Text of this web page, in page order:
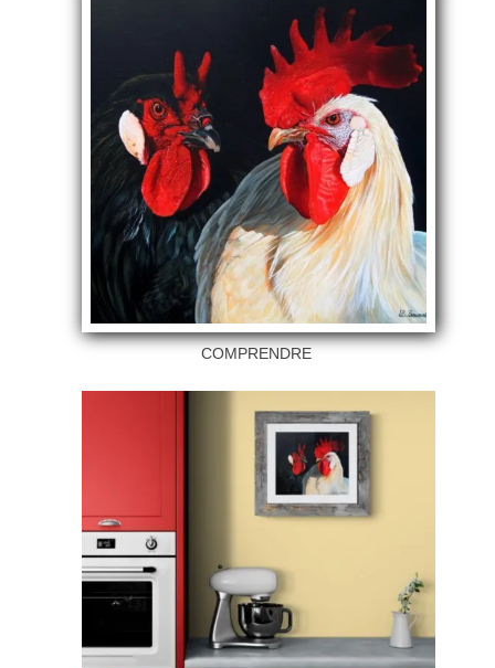
COMPRENDRE